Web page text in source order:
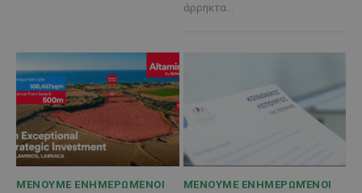
άρρηκτα...
ΜΈΝΟΥΜΕ ΕΝΗΜΕΡΩΜΈΝΟΙ ΜΈΝΟΥΜΕ ΕΝΗΜΕΡΩΜΈΝΟΙ